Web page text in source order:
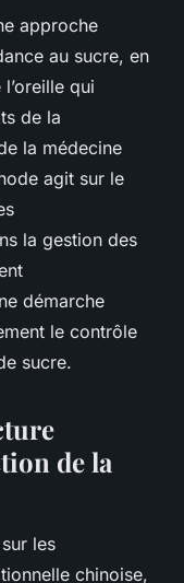
approche
au sucre, en
qui
de la
la médecine
agit sur le
la gestion des
démarche
le contrôle
sucre.
de la
les
chinoise,